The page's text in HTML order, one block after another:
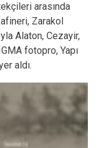
arasında
Zarakol
Alaton, Cezayir,
fotopro, Yapı
aldı.